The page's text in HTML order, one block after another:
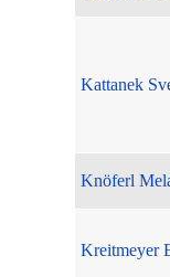
Kattanek
Knöferl
Kreitmeyer